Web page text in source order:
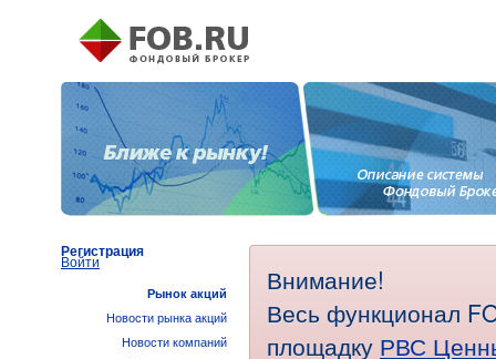
Внимание!
Весь функционал
площадку РВС
Регистрация
Войти
Рынок акций
Новости рынка акций
Новости компаний